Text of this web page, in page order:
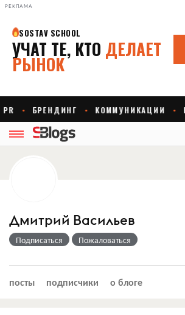
РЕКЛАМА
Дмитрий Васильев
Подписаться Пожаловаться
посты подписчики о блоге